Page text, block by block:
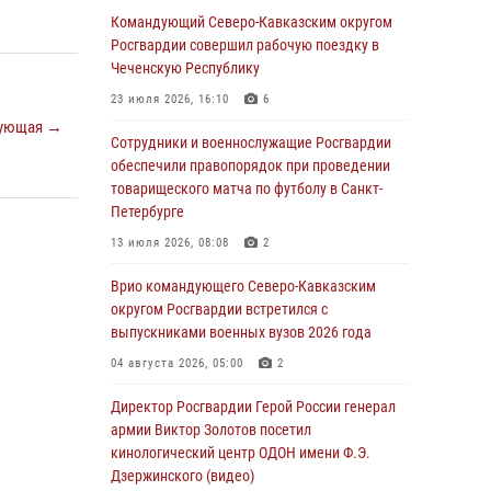
→
Ветеран войск правопорядка генерал-майор
Иван Пияшев – герой выпуска «Легенды
армии с Александром Маршалом»
07 августа 2026, 12:00
Росгвардейцы пресекли попытку руферов
подняться на крышу Смольного собора в
Санкт-Петербурге (видео)
07 августа 2026, 11:34
основам взрывобезопасности
07 августа 2026, 11:33
Рэпер ST посетил раненых росгвардейцев в
ведомства
07 августа 2026, 11:18 2
В Ставрополе офицеры Росгвардии стали
Командующий Северо-Кавказским округом
Росгвардии совершил рабочую поездку в
Чеченскую Республику
23 июля 2026, 16:10 6
Сотрудники и военнослужащие Росгвардии
обеспечили правопорядок при проведении
товарищеского матча по футболу в Санкт-
Петербурге
13 июля 2026, 08:08 2
Врио командующего Северо-Кавказским
округом Росгвардии встретился с
выпускниками военных вузов 2026 года
04 августа 2026, 05:00 2
Директор Росгвардии Герой России генерал
армии Виктор Золотов посетил
кинологический центр ОДОН имени Ф.Э.
Дзержинского (видео)